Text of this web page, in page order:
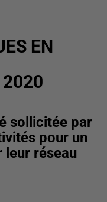
EN
2020
sollicitée par
pour un
leur réseau